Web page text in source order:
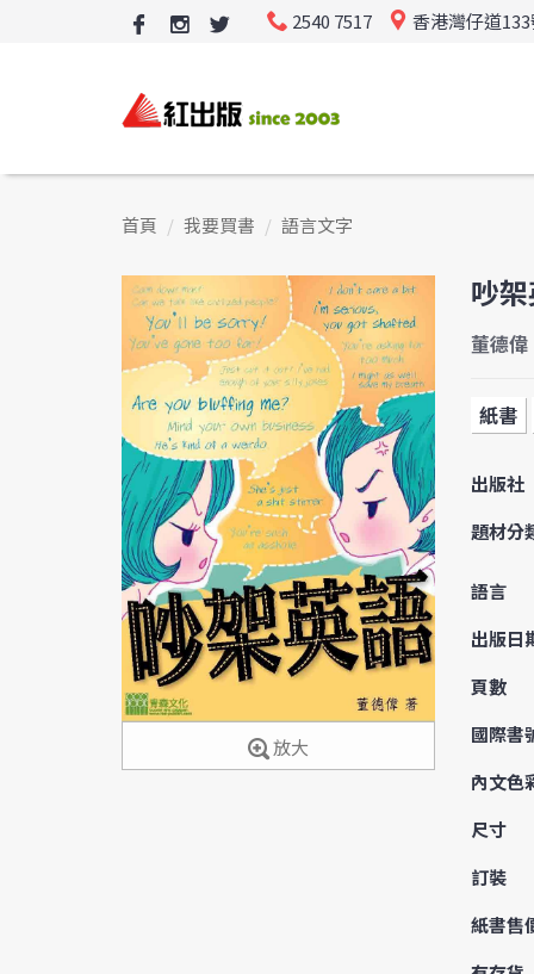
2540 7517 香港灣仔道
首頁 我要買書 語言文字
放大
吵
董德偉
紙書
出版社
題材分
語言
出版日
頁數
國際書
內文色
尺寸
訂裝
紙書售